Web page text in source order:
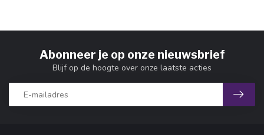
Abonneer je op onze nieuwsbrief
Blijf op de hoogte over onze laatste acties